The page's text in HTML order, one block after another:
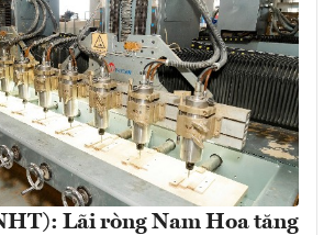
Lãi ròng Nam Hoa tăng